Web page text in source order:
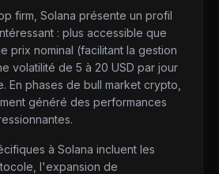
firm, Solana présente un profil
: plus accessible que
prix nominal (facilitant la gestion
volatilité de 5 à 20 USD par jour
En phases de bull market crypto,
généré des performances
à Solana incluent les
l'expansion de